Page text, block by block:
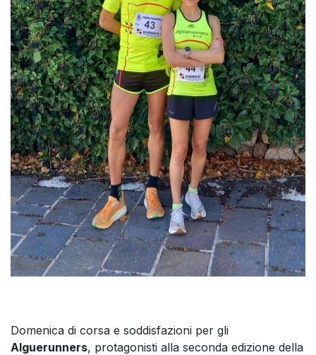
Domenica di corsa e soddisfazioni per gli
Alguerunners, protagonisti alla seconda edizione della